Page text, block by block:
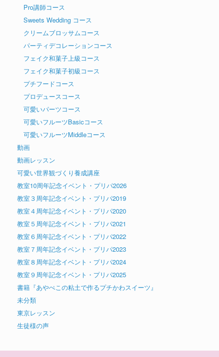
Pro講師コース
Sweets Wedding コース
クリームブロッサムコース
パーティデコレーションコース
フェイク和菓子上級コース
フェイク和菓子初級コース
プチフードコース
プロデュースコース
可愛いパーツコース
可愛いフルーツBasicコース
可愛いフルーツMiddleコース
動画
動画レッスン
可愛い世界観づくり養成講座
教室10周年記念イベント・プリパ2026
教室３周年記念イベント・プリパ2019
教室４周年記念イベント・プリパ2020
教室５周年記念イベント・プリパ2021
教室６周年記念イベント・プリパ2022
教室７周年記念イベント・プリパ2023
教室８周年記念イベント・プリパ2024
教室９周年記念イベント・プリパ2025
書籍『あやぺこの粘土で作るプチかわスイーツ』
未分類
東京レッスン
生徒様の声